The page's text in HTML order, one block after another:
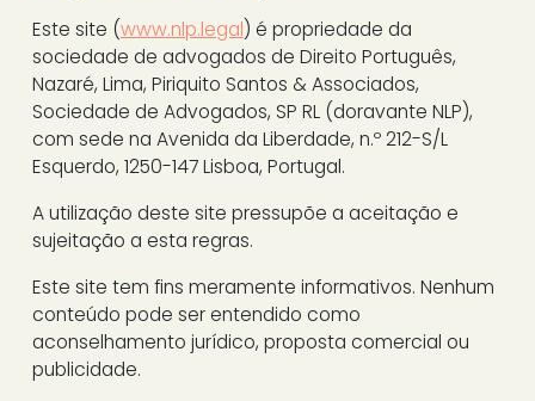
Este site (www.nlp.legal) é propriedade da
sociedade de advogados de Direito Português,
Nazaré, Lima, Piriquito Santos & Associados,
Sociedade de Advogados, SP RL (doravante NLP),
com sede na Avenida da Liberdade, n.º 212-S/L
Esquerdo, 1250-147 Lisboa, Portugal.
A utilização deste site pressupõe a aceitação e
sujeitação a esta regras.
Este site tem fins meramente informativos. Nenhum
conteúdo pode ser entendido como
aconselhamento jurídico, proposta comercial ou
publicidade.